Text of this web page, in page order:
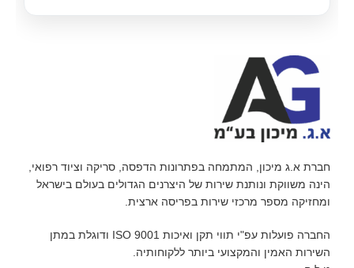
חברת א.ג מיכון, המתמחה בפתרונות הדפסה, סריקה וציוד רפואי,
הינה משווקת ונותנת שירות של היצרנים הגדולים בעולם בישראל
ומחזיקה מספר מרכזי שירות בפריסה ארצית.
החברה פועלות עפ"י תווי תקן ואיכות ISO 9001 ודוגלת במתן
השירות האמין והמקצועי ביותר ללקוחותיה.